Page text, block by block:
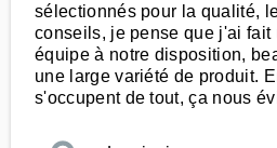
sélectionnés pour la qualité,
conseils, je pense que j'ai fait
équipe à notre disposition,
une large variété de produit.
s'occupent de tout, ça nous